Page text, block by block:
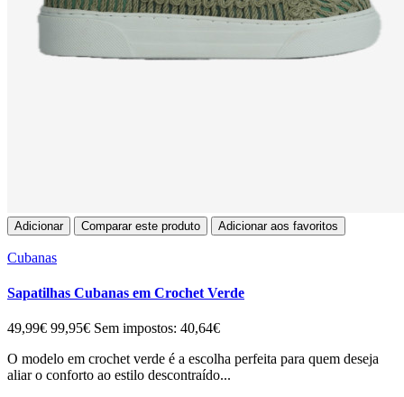
Adicionar Comparar este produto Adicionar aos favoritos
Cubanas
Sapatilhas Cubanas em Crochet Verde
49,99€ 99,95€ Sem impostos: 40,64€
O modelo em crochet verde é a escolha perfeita para quem deseja
aliar o conforto ao estilo descontraído...